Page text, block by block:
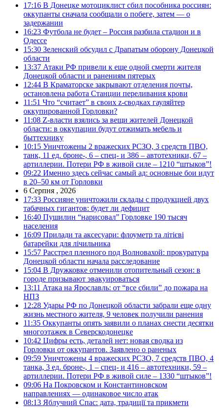
17:16 В Донецке мотоциклист сбил пособника россиян:
оккупанты сначала сообщали о побеге, затем — о
задержании
16:23 Футбола не будет – Россия разбила стадион и в
Одессе
15:30 Зеленский обсудил с Драпатым оборону Донецкой
области
13:37 Атаки РФ привели к еще одной смерти жителя
Донецкой области и ранениям пятерых
12:44 В Краматорске закрывают отделения почты,
остановлена работа Станции переливания крови
11:51 Что “считает” в своих z-сводках гауляйтер
оккупированной Горловки?
11:08 Z-власти взялись за вещи жителей Донецкой
области: в оккупации будут отжимать мебель и
быттехнику
10:15 Уничтожены 2 вражеских РСЗО, 3 средств ПВО,
танк, 11 ед. броне-, 6 – спец- и 386 – автотехники, 67 –
артиллерии. Потери РФ в живой силе – 1210 “штыков”!
09:22 Именно здесь сейчас самый ад: основные бои идут
в 20–50 км от Горловки
6 Серпня , 2026
17:33 Россияне уничтожили склады с продукцией двух
табачных гигантов: будет ли дефицит
16:40 Пушилин “нарисовал” Горловке 190 тысяч
населения
16:09 Прилади та аксесуари: флоуметр та літієві
батарейки для лічильника
15:57 Расстрел пленного под Волновахой: прокуратура
Донецкой области начала расследование
15:04 В Дружковке отменили отопительный сезон: в
городе призывают эвакуироваться
13:11 Атака на Ярославль: от “все сбили” до пожара на
НПЗ
12:28 Удары РФ по Донецкой области забрали еще одну
жизнь местного жителя, 9 человек получили ранения
11:35 Оккупанты опять заявили о планах снести десятки
многоэтажек в Северскодонецке
10:42 Цифры есть, деталей нет: новая сводка из
Горловки от оккупантов. Заявлено о раненых
09:59 Уничтожены 4 вражеских РСЗО, 7 средств ПВО, 4
танка, 3 ед. броне-, 1 – спец- и 416 – автотехники, 59 –
артиллерии. Потери РФ в живой силе – 1330 “штыков”!
09:06 На Покровском и Константиновском
направлениях — одинаковое число атак
08:13 Яблучний Спас: дата, традиції та прикмети